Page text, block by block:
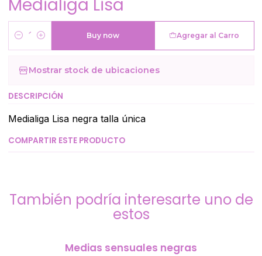
Medialiga Lisa
Cantidad
Agregar al Carro
Buy now
Mostrar stock de ubicaciones
DESCRIPCIÓN
Medialiga Lisa negra talla única
COMPARTIR ESTE PRODUCTO
También podría interesarte uno de
estos
Medias sensuales negras